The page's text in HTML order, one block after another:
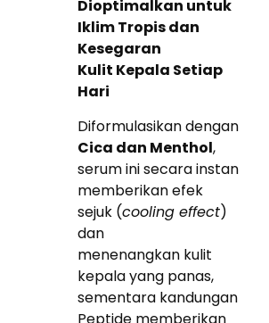
Dioptimalkan untuk
Iklim Tropis dan
Kesegaran
Kulit Kepala Setiap
Hari
Diformulasikan dengan
Cica dan Menthol,
serum ini secara instan
memberikan efek
sejuk (cooling effect)
dan
menenangkan kulit
kepala yang panas,
sementara kandungan
Peptide memberikan